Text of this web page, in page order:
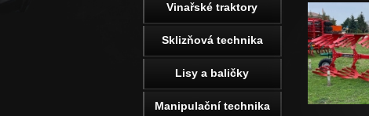
Vinařské traktory
Sklizňová technika
Lisy a baličky
Manipulační technika